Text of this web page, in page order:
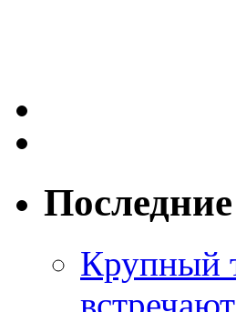
Крупный